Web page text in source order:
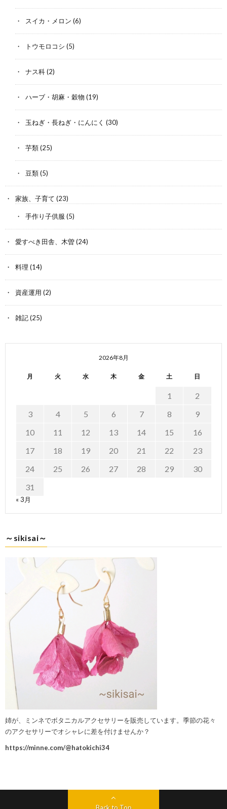
スイカ・メロン (6)
トウモロコシ (5)
ナス科(2)
ハーブ・胡麻・穀物 (19)
玉ねぎ・長ねぎ・にんにく (30)
芋類(25)
豆類(5)
家族、子育て (23)
手作り子供服 (5)
愛すべき田舎、木曽(24)
料理 (14)
資産運用 (2)
雑記(25)
2026年8月
月 火 水 木 金 土 日
1
2
3
4 5 6 7 8
9
10
11 12 13 14 15
16
17
18 19 20 21 22
23
24
25 26 27 28 29
30
31
« 3月
～sikisai～
姉が、ミンネでボタニカルアクセサリーを販売しています。季節の花々
のアクセサリーでオシャレに差を付けませんか？
https://minne.com/@hatokichi34
Back to Top